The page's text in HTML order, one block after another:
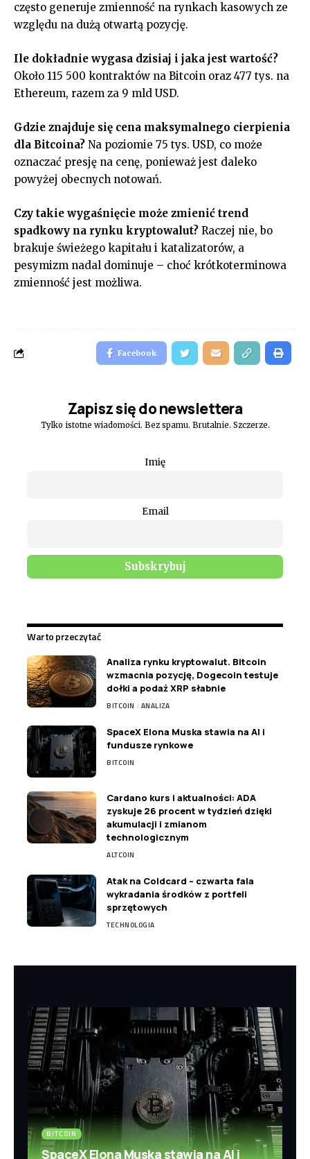
często generuje zmienność na rynkach kasowych ze
względu na dużą otwartą pozycję.
Ile dokładnie wygasa dzisiaj i jaka jest wartość?
Około 115 500 kontraktów na Bitcoin oraz 477 tys. na
Ethereum, razem za 9 mld USD.
Gdzie znajduje się cena maksymalnego cierpienia
dla Bitcoina? Na poziomie 75 tys. USD, co może
oznaczać presję na cenę, ponieważ jest daleko
powyżej obecnych notowań.
Czy takie wygaśnięcie może zmienić trend
spadkowy na rynku kryptowalut? Raczej nie, bo
brakuje świeżego kapitału i katalizatorów, a
pesymizm nadal dominuje – choć krótkoterminowa
zmienność jest możliwa.
Facebook
Zapisz się do newslettera
Tylko istotne wiadomości. Bez spamu. Brutalnie. Szczerze.
Imię
Email
Warto przeczytać
Analiza rynku kryptowalut. Bitcoin
wzmacnia pozycję, Dogecoin testuje
dołki a podaż XRP słabnie
BITCOIN ANALIZA
SpaceX Elona Muska stawia na AI i
fundusze rynkowe
BITCOIN
Cardano kurs i aktualności: ADA
zyskuje 26 procent w tydzień dzięki
akumulacji i zmianom
technologicznym
ALTCOIN
Atak na Coldcard – czwarta fala
wykradania środków z portfeli
sprzętowych
TECHNOLOGIA
BITCOIN
SpaceX Elona Muska stawia na AI i